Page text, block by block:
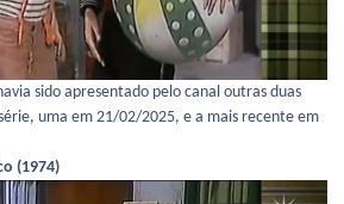
sido apresentado pelo canal outras duas
uma em 21/02/2025, e a mais recente em
(1974)